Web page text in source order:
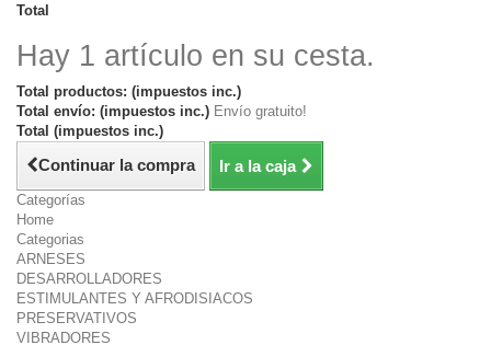
Total
Hay 1 artículo en su cesta.
Total productos: (impuestos inc.)
Total envío: (impuestos inc.) Envío gratuito!
Total (impuestos inc.)
Continuar la compra Ir a la caja
Categorías
Home
Categorias
ARNESES
DESARROLLADORES
ESTIMULANTES Y AFRODISIACOS
PRESERVATIVOS
VIBRADORES